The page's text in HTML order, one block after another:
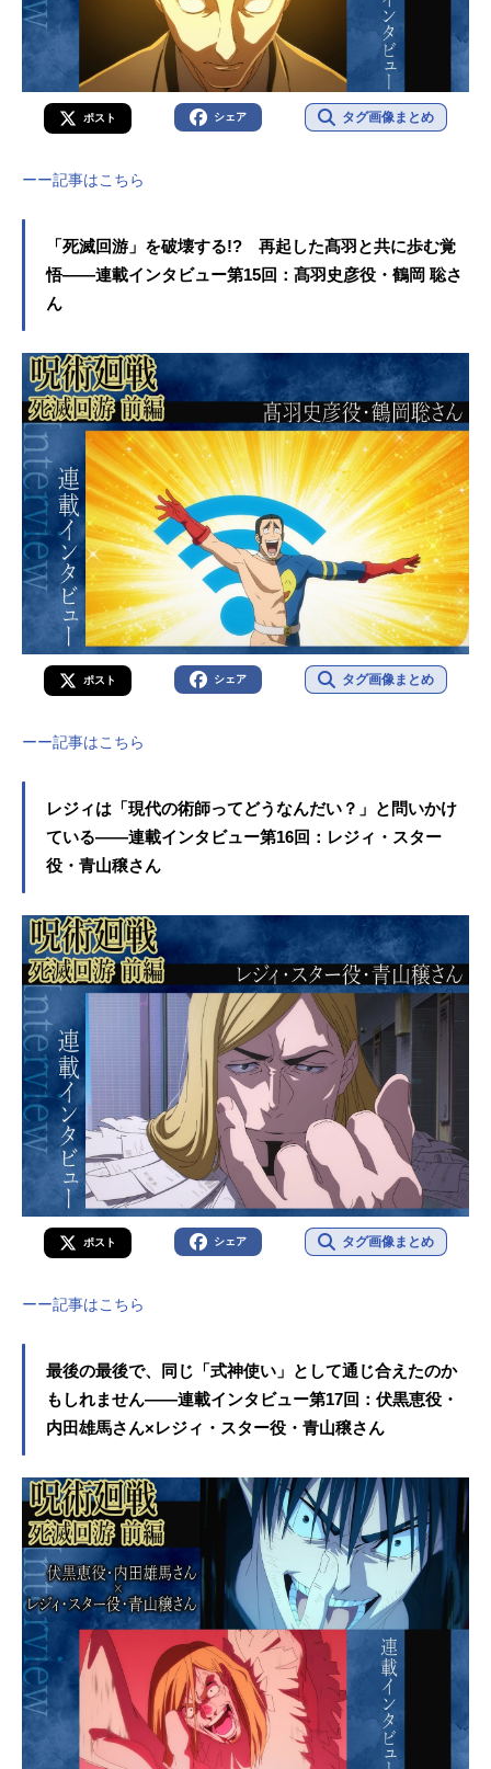
ポスト シェア タグ画像まとめ
ーー記事はこちら
「死滅回游」を破壊する!? 再起した髙羽と共に歩む覚
悟――連載インタビュー第15回：髙羽史彦役・鶴岡 聡さ
ん
ポスト シェア タグ画像まとめ
ーー記事はこちら
レジィは「現代の術師ってどうなんだい？」と問いかけ
ている――連載インタビュー第16回：レジィ・スター
役・青山穣さん
ポスト シェア タグ画像まとめ
ーー記事はこちら
最後の最後で、同じ「式神使い」として通じ合えたのか
もしれません——連載インタビュー第17回：伏黒恵役・
内田雄馬さん×レジィ・スター役・青山穣さん